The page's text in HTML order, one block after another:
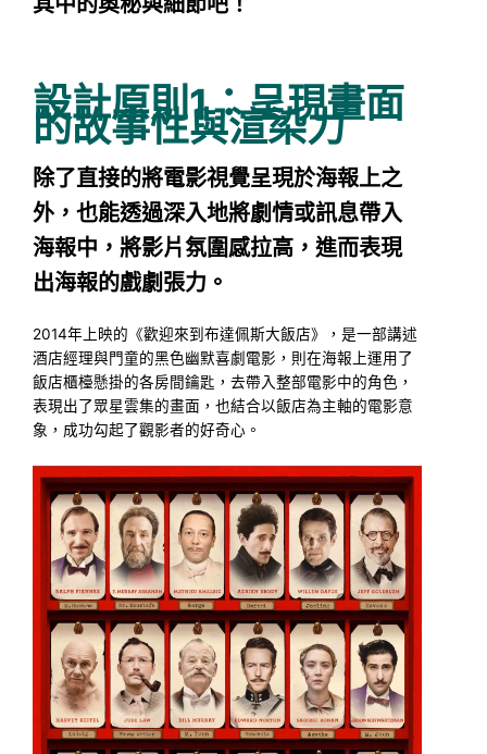
設計原則1：呈現畫面
的故事性與渲染力
除了直接的將電影視覺呈現於海報上之
外，也能透過深入地將劇情或訊息帶入
海報中，將影片氛圍感拉高，進而表現
出海報的戲劇張力。
2014年上映的《歡迎來到布達佩斯大飯店》，是一部講述
酒店經理與門童的黑色幽默喜劇電影，則在海報上運用了
飯店櫃檯懸掛的各房間鑰匙，去帶入整部電影中的角色，
表現出了眾星雲集的畫面，也結合以飯店為主軸的電影意
象，成功勾起了觀影者的好奇心。